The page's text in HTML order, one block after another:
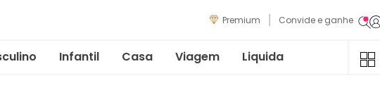
Premium Convide e ganhe
Infantil Casa Viagem Liquida